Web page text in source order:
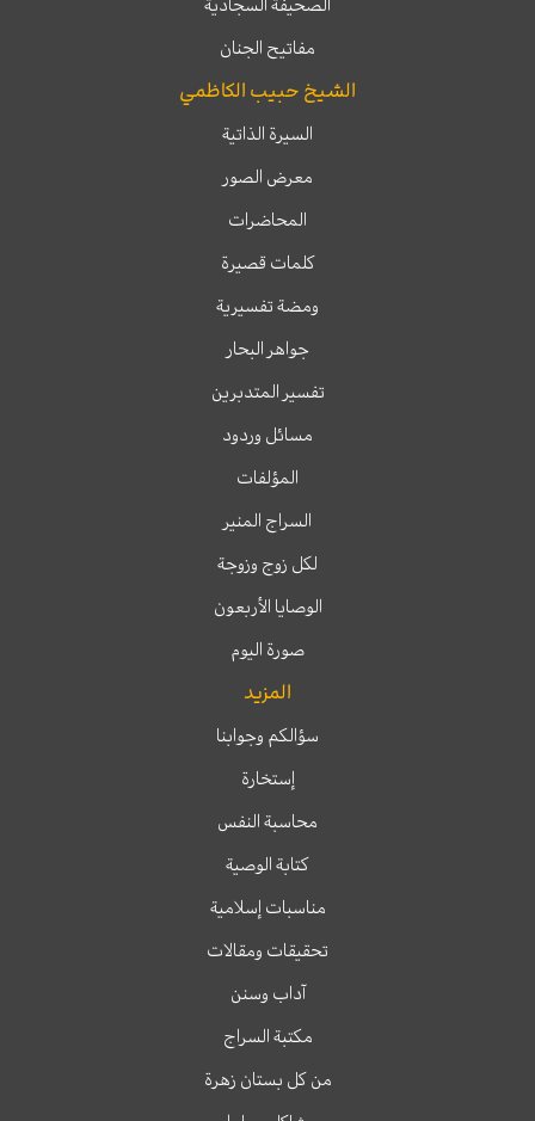
الصحيفة السجادية
مفاتيح الجنان
الشيخ حبيب الكاظمي
السيرة الذاتية
معرض الصور
المحاضرات
كلمات قصيرة
ومضة تفسيرية
جواهر البحار
تفسير المتدبرين
مسائل وردود
المؤلفات
السراج المنير
لكل زوج وزوجة
الوصايا الأربعون
صورة اليوم
المزيد
سؤالكم وجوابنا
إستخارة
محاسبة النفس
كتابة الوصية
مناسبات إسلامية
تحقيقات ومقالات
آداب وسنن
مكتبة السراج
من كل بستان زهرة